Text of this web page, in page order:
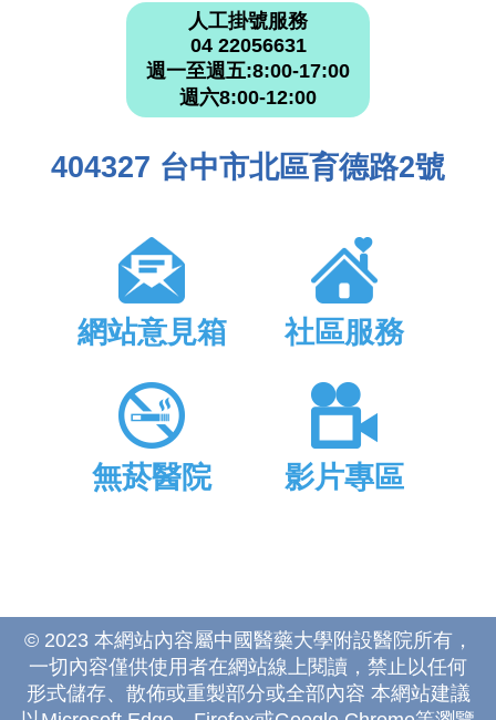
人工掛號服務
04 22056631
週一至週五:8:00-17:00
週六8:00-12:00
404327 台中市北區育德路2號
網站意見箱 社區服務
無菸醫院 影片專區
© 2023 本網站內容屬中國醫藥大學附設醫院所有，
一切內容僅供使用者在網站線上閱讀，禁止以任何
形式儲存、散佈或重製部分或全部內容 本網站建議